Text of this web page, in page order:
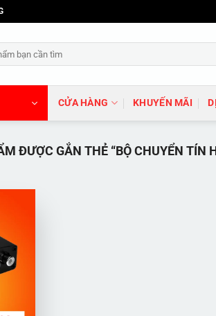
CỬA HÀNG KHUYẾN MÃI
ĐƯỢC GẮN THẺ “BỘ CHUYỂN TÍN